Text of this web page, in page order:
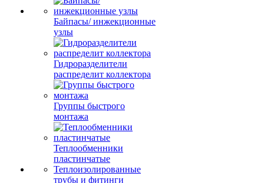
Байпасы/ инжекционные
узлы
Гидроразделители
распределит коллектора
Группы быстрого
монтажа
Теплообменники
пластинчатые
Теплоизолированные
трубы и фитинги